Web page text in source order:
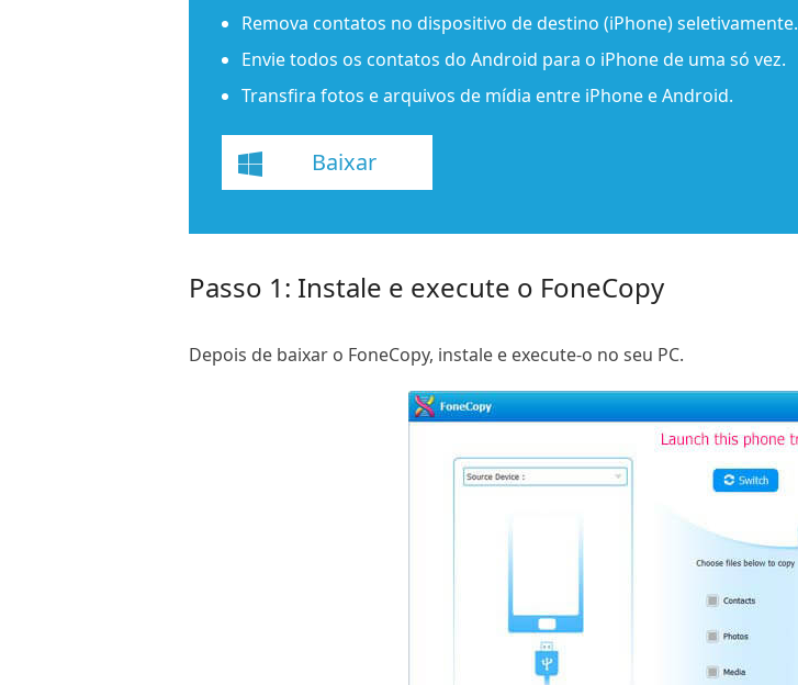
Remova contatos no dispositivo de destino (iPhone) seletivamente.
Envie todos os contatos do Android para o iPhone de uma só vez.
Transfira fotos e arquivos de mídia entre iPhone e Android.
Baixar
Passo 1: Instale e execute o FoneCopy
Depois de baixar o FoneCopy, instale e execute-o no seu PC.